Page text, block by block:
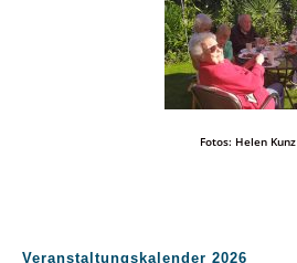
Fotos: Helen Kunz
Veranstaltungskalender 2026